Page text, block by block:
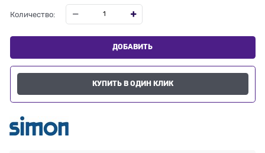
Количество:
ДОБАВИТЬ
КУПИТЬ В ОДИН КЛИК